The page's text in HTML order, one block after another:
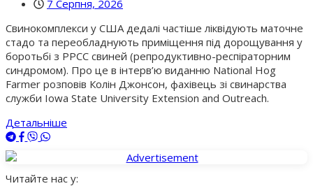
7 Серпня, 2026
Свинокомплекси у США дедалі частіше ліквідують маточне
стадо та переобладнують приміщення під дорощування у
боротьбі з РРСС свиней (репродуктивно-респіраторним
синдромом). Про це в інтерв’ю виданню National Hog
Farmer розповів Колін Джонсон, фахівець зі свинарства
служби Iowa State University Extension and Outreach.
Детальніше
Читайте нас у: